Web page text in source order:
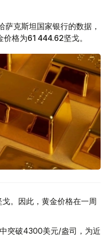
萨克斯坦国家银行的数据，
格为61 444.62坚戈。
。因此，黄金价格在一周
突破4300美元/盎司，为近